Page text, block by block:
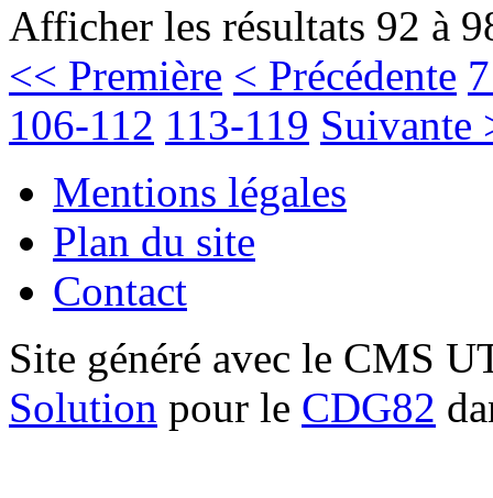
Afficher les résultats 92 à
<< Première < Précédente
106-112 113-119 Suivante
Mentions légales
Plan du site
Contact
Site généré avec le CMS
Solution pour le CDG82